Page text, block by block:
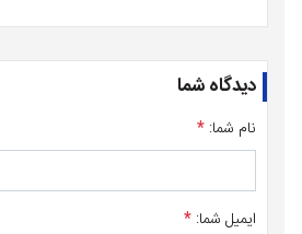
دیدگاه شما
نام شما:*
ایمیل شما:*